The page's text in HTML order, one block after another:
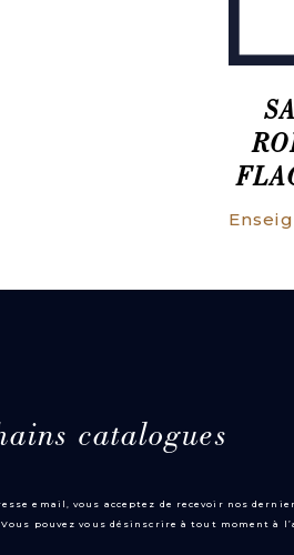
catalogues
email, vous acceptez de recevoir nos
Vous pouvez vous désinscrire à tout moment à